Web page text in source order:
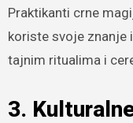
Praktikanti crne
koriste svoje znanje
tajnim ritualima i
3.